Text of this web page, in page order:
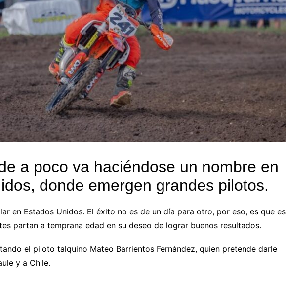
a poco va haciéndose un nombre en
donde emergen grandes pilotos.
en Estados Unidos. El éxito no es de un día para otro, por eso, es que es
partan a temprana edad en su deseo de lograr buenos resultados.
el piloto talquino Mateo Barrientos Fernández, quien pretende darle
y a Chile.